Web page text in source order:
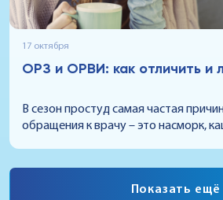
17 октября
ОРЗ и ОРВИ: как отличить и
В сезон простуд самая частая
обращения к врачу – это насморк,
между ними есть различия.Показать ещё